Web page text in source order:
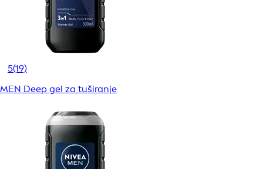
5(19)
MEN Deep gel za tuširanje